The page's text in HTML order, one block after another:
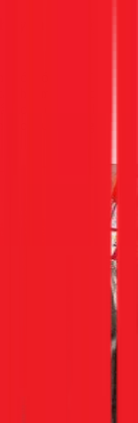
Nghiệp
có giới hạn. Với
phê, mực bút bi,
toàn diện, dịch
hơi nước nóng